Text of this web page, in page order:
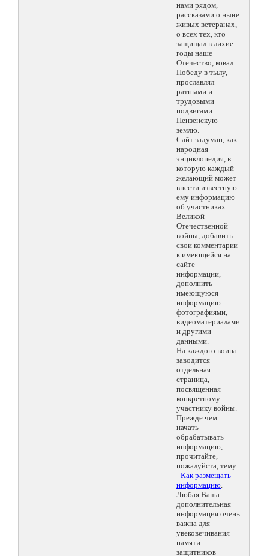
нами рядом,
рассказами о ныне
живых ветеранах,
о всех тех, кто
защищал в лихие
годы наше
Отечество, ковал
Победу в тылу,
прославлял
ратными и
трудовыми
подвигами
Пензенскую
землю.
Сайт задуман, как
народная
энциклопедия, в
которую каждый
желающий может
внести известную
ему информацию
об участниках
Великой
Отечественной
войны, добавить
свои комментарии
к имеющейся на
сайте
информации,
дополнить
имеющуюся
информацию
фотографиями,
видеоматериалами
и другими
данными.
На каждого воина
заводится
отдельная
страница,
посвященная
конкретному
участнику войны.
Прежде чем
начать
обрабатывать
информацию,
прочитайте,
пожалуйста, тему
- Как размещать
информацию.
Любая Ваша
дополнительная
информация очень
важна для
увековечивания
памяти
защитников